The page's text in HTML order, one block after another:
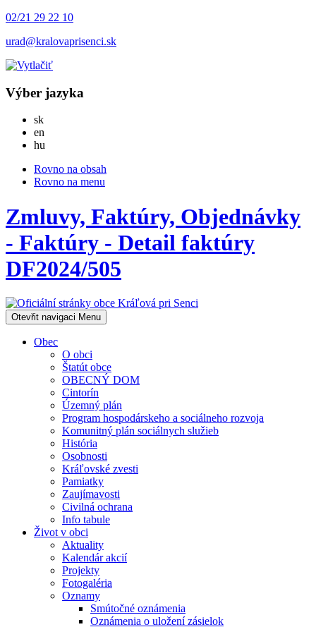
02/21 29 22 10
urad@kralovaprisenci.sk
Výber jazyka
skSlovensky
en
hu
Rovno na obsah
Rovno na menu
Zmluvy, Faktúry, Objednávky
- Faktúry - Detail faktúry
DF2024/505
Otevřit navigaci Menu
Obec
O obci
Štatút obce
OBECNÝ DOM
Cintorín
Územný plán
Program hospodárskeho a sociálneho rozvoja
Komunitný plán sociálnych služieb
História
Osobnosti
Kráľovské zvesti
Pamiatky
Zaujímavosti
Civilná ochrana
Info tabule
Život v obci
Aktuality
Kalendár akcií
Projekty
Fotogaléria
Oznamy
Smútočné oznámenia
Oznámenia o uložení zásielok